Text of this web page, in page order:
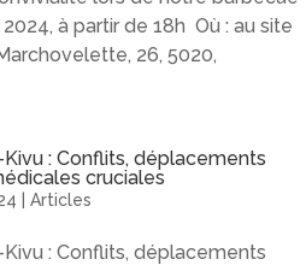
à partir de 18h Où : au site
26, 5020,
: Conflits, déplacements
cruciales
Articles
: Conflits, déplacements